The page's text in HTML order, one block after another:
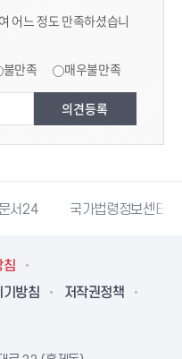
어느 정도 만족하셨습니
불만족 매우불만족
문서24 국가법령정보센터
침
기방침
저작권정책